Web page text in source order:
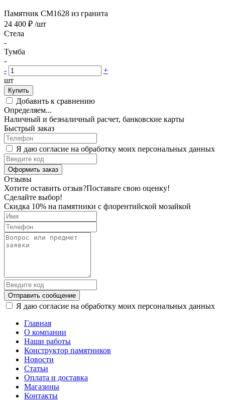
Памятник CM1628 из гранита
24 400 ₽ /шт
Стела
-
Тумба
-
-
+
шт
Купить
Добавить к сравнению
Определяем...
Наличный и безналичный расчет, банковские карты
Быстрый заказ
Я даю согласие на обработку моих персональных данных
Оформить заказ
Отзывы
Хотите оставить отзыв?Поставьте свою оценку!
Сделайте выбор!
Скидка 10% на памятники с флорентийской мозайкой
Отправить сообщение
Я даю согласие на обработку моих персональных данных
Главная
О компании
Наши работы
Конструктор памятников
Новости
Статьи
Оплата и доставка
Магазины
Контакты